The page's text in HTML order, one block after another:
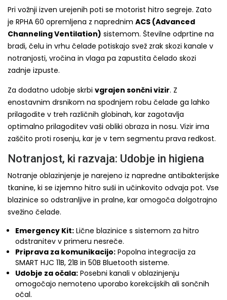
Pri vožnji izven urejenih poti se motorist hitro segreje. Zato
je RPHA 60 opremljena z naprednim ACS (Advanced
Channeling Ventilation) sistemom. Številne odprtine na
bradi, čelu in vrhu čelade potiskajo svež zrak skozi kanale v
notranjosti, vročina in vlaga pa zapustita čelado skozi
zadnje izpuste.
Za dodatno udobje skrbi vgrajen sončni vizir. Z
enostavnim drsnikom na spodnjem robu čelade ga lahko
prilagodite v treh različnih globinah, kar zagotavlja
optimalno prilagoditev vaši obliki obraza in nosu. Vizir ima
zaščito proti rosenju, kar je v tem segmentu prava redkost.
Notranjost, ki razvaja: Udobje in higiena
Notranje oblazinjenje je narejeno iz napredne antibakterijske
tkanine, ki se izjemno hitro suši in učinkovito odvaja pot. Vse
blazinice so odstranljive in pralne, kar omogoča dolgotrajno
svežino čelade.
Emergency Kit: Lične blazinice s sistemom za hitro
odstranitev v primeru nesreče.
Priprava za komunikacijo: Popolna integracija za
SMART HJC 11B, 21B in 50B Bluetooth sisteme.
Udobje za očala: Posebni kanali v oblazinjenju
omogočajo nemoteno uporabo korekcijskih ali sončnih
očal.